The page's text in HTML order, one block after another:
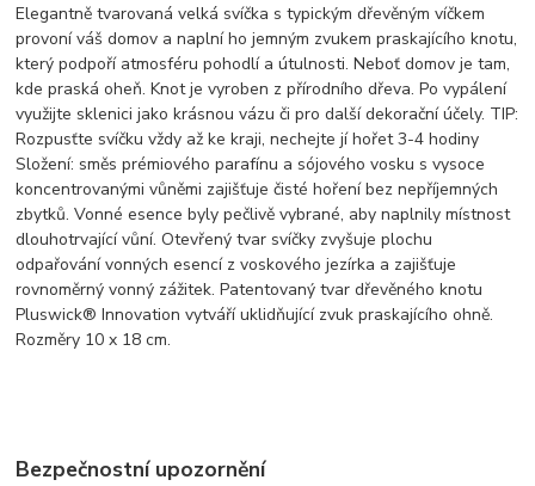
Elegantně tvarovaná velká svíčka s typickým dřevěným víčkem
provoní váš domov a naplní ho jemným zvukem praskajícího knotu,
který podpoří atmosféru pohodlí a útulnosti. Neboť domov je tam,
kde praská oheň. Knot je vyroben z přírodního dřeva. Po vypálení
využijte sklenici jako krásnou vázu či pro další dekorační účely. TIP:
Rozpusťte svíčku vždy až ke kraji, nechejte jí hořet 3-4 hodiny
Složení: směs prémiového parafínu a sójového vosku s vysoce
koncentrovanými vůněmi zajišťuje čisté hoření bez nepříjemných
zbytků. Vonné esence byly pečlivě vybrané, aby naplnily místnost
dlouhotrvající vůní. Otevřený tvar svíčky zvyšuje plochu
odpařování vonných esencí z voskového jezírka a zajišťuje
rovnoměrný vonný zážitek. Patentovaný tvar dřevěného knotu
Pluswick® Innovation vytváří uklidňující zvuk praskajícího ohně.
Rozměry 10 x 18 cm.
Bezpečnostní upozornění